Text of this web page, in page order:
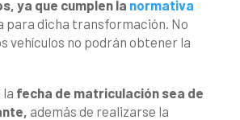
ya que cumplen la normativa
para dicha transformación. No
vehículos no podrán obtener la
la fecha de matriculación sea de
además de realizarse la